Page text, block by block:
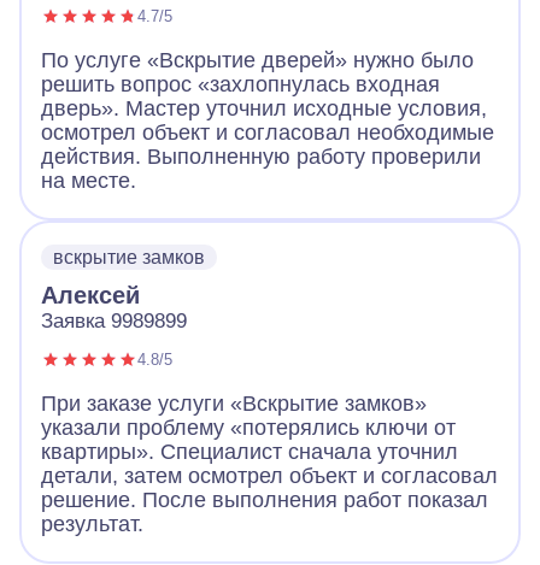
4.7/5
По услуге «Вскрытие дверей» нужно было
решить вопрос «захлопнулась входная
дверь». Мастер уточнил исходные условия,
осмотрел объект и согласовал необходимые
действия. Выполненную работу проверили
на месте.
вскрытие замков
Алексей
Заявка 9989899
4.8/5
При заказе услуги «Вскрытие замков»
указали проблему «потерялись ключи от
квартиры». Специалист сначала уточнил
детали, затем осмотрел объект и согласовал
решение. После выполнения работ показал
результат.